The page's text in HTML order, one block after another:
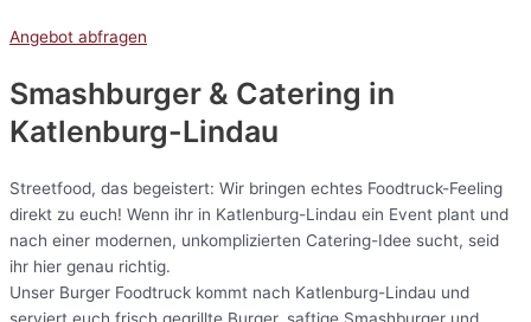
Angebot abfragen
Smashburger & Catering in
Katlenburg-Lindau
Streetfood, das begeistert: Wir bringen echtes Foodtruck-Feeling
direkt zu euch! Wenn ihr in Katlenburg-Lindau ein Event plant und
nach einer modernen, unkomplizierten Catering-Idee sucht, seid
ihr hier genau richtig.
Unser Burger Foodtruck kommt nach Katlenburg-Lindau und
serviert euch frisch gegrillte Burger, saftige Smashburger und